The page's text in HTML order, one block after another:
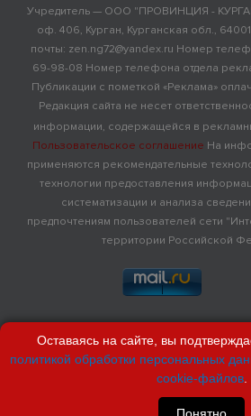
Учредитель — ООО "ПРОВИНЦИЯ -
оф. 406, Курган, Курганская обл.,
почты: zen.ng72@yandex.ru Номер
69-98-08 Номер телефона отдела
Публикации с пометкой «Реклама»
Редакция сайта не несет
информации, содержащейся в
Пользовательское соглашение На
применяются рекомендательные
технологии предоставления
систематизации и анализа
предпочтениям пользователей сети
территории Российской
Оставаясь на сайте, вы
политикой обработки персональных
cookie-файлов.